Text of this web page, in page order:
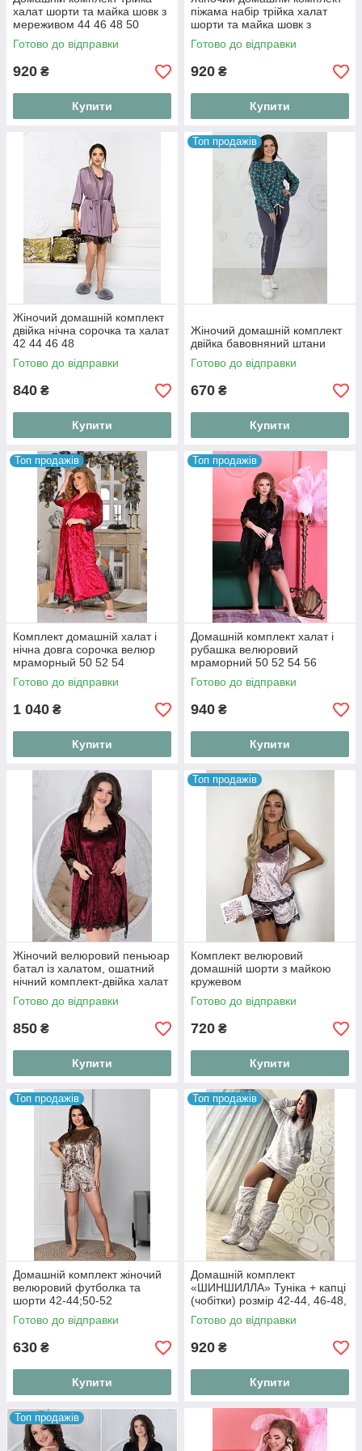
халат шорти та майка шовк з
мереживом 44 46 48 50
Готово до відправки
920 ₴
Купити
піжама набір трійка халат
шорти та майка шовк з
мереживом. Домашній
костюм комплект шовковий
Готово до відправки
920 ₴
Купити
Жіночий домашній комплект
двійка нічна сорочка та халат
42 44 46 48
Готово до відправки
840 ₴
Купити
Топ продажів
Жіночий домашній комплект
двійка бавовняний штани
Готово до відправки
670 ₴
Купити
Топ продажів
Комплект домашній халат і
нічна довга сорочка велюр
мраморный 50 52 54
Готово до відправки
1 040 ₴
Купити
Топ продажів
Домашній комплект халат і
рубашка велюровий
мраморний 50 52 54 56
Готово до відправки
940 ₴
Купити
Жіночий велюровий пеньюар
батал із халатом, ошатний
нічний комплект-двійка халат
і нічна сорочка з м'якого
оксамиту "Velvet Night"
Готово до відправки
850 ₴
Купити
Топ продажів
Комплект велюровий
домашній шорти з майкою
кружевом
Готово до відправки
720 ₴
Купити
Топ продажів
Домашній комплект жіночий
велюровий футболка та
шорти 42-44;50-52
Готово до відправки
630 ₴
Купити
Топ продажів
Домашній комплект
«ШИНШИЛЛА» Туніка + капці
(чобітки) розмір 42-44, 46-48,
50-52 (лапки, кульки)
Готово до відправки
920 ₴
Купити
Топ продажів